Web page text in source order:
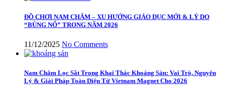
ĐỒ CHƠI NAM CHÂM – XU HƯỚNG GIÁO DỤC MỚI & LÝ DO
“BÙNG NỔ” TRONG NĂM 2026
11/12/2025 No Comments
Nam Châm Lọc Sắt Trong Khai Thác Khoáng Sản: Vai Trò, Nguyên
Lý & Giải Pháp Toàn Diện Từ Vietnam Magnet Cho 2026